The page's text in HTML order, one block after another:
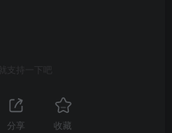
支持一下吧
分享 收藏